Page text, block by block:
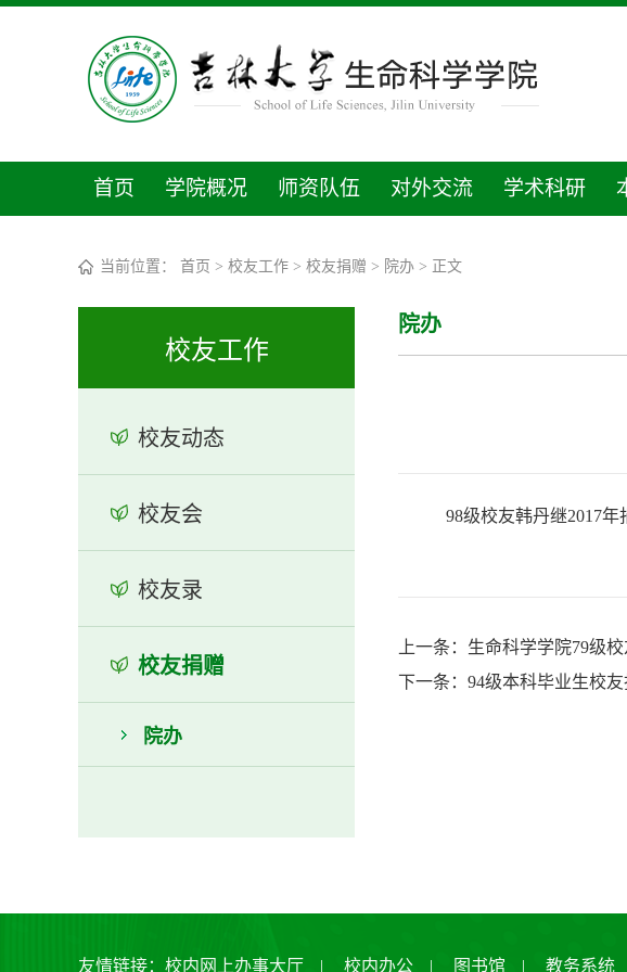
首页 学院概况 师资队伍 对外交流 学术科研
当前位置： 首页 > 校友工作 > 校友捐赠 > 院办 > 正文
校友工作
校友动态
校友会
校友录
校友捐赠
院办
院办
98级校友韩丹继2017年
上一条：生命科学学院79级
下一条：94级本科毕业生校友
友情链接： 校内网上办事大厅 | 校内办公 | 图书馆 | 教务系统